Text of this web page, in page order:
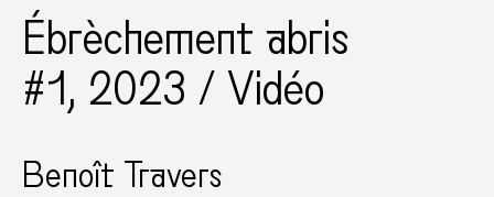
Ébrèchement abris
#1, 2023 / Vidéo
Benoît Travers